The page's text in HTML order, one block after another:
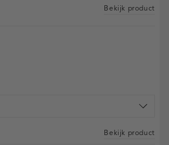
Bekijk product
Bekijk product